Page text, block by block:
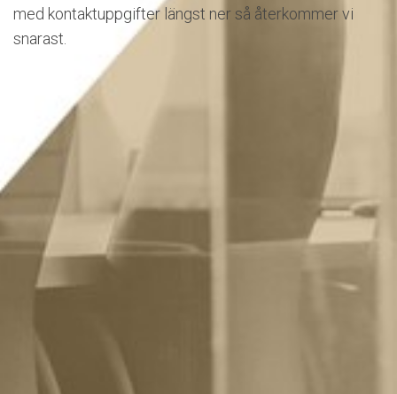
med kontaktuppgifter längst ner så återkommer vi
snarast.